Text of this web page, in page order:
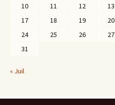
10
11 12 13
17
18 19 20
24
25 26 27
31
« Juil